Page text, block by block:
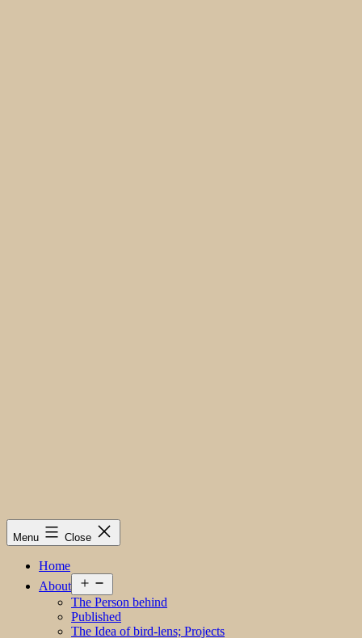
Menu Close
Home
About
menu
The Person behind
Published
The Idea of bird-lens; Projects